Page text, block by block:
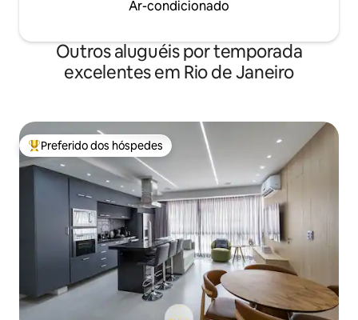
Ar-condicionado
Outros aluguéis por temporada
excelentes em Rio de Janeiro
Entre os melhores preferidos dos hóspedes
Preferido dos hóspedes